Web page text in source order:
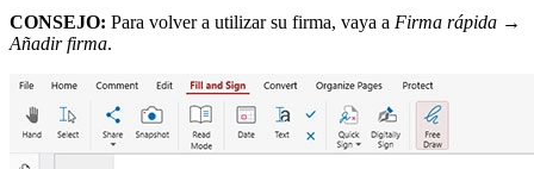
CONSEJO: Para volver a utilizar su firma, vaya a Firma rápida →
Añadir firma.